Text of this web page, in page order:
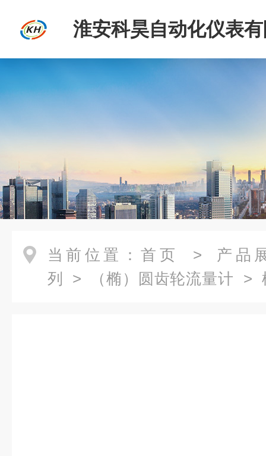
淮安科昊自动化仪表
当前位置： 首页 > 产品
列
> （椭）圆齿轮流量计 >